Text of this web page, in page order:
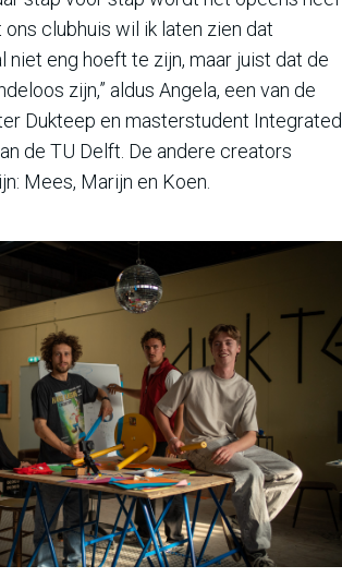
ons clubhuis wil ik laten zien dat
niet eng hoeft te zijn, maar juist dat de
zijn,” aldus Angela, een van de
Dukteep en masterstudent Integrated
de TU Delft. De andere creators
Mees, Marijn en Koen.